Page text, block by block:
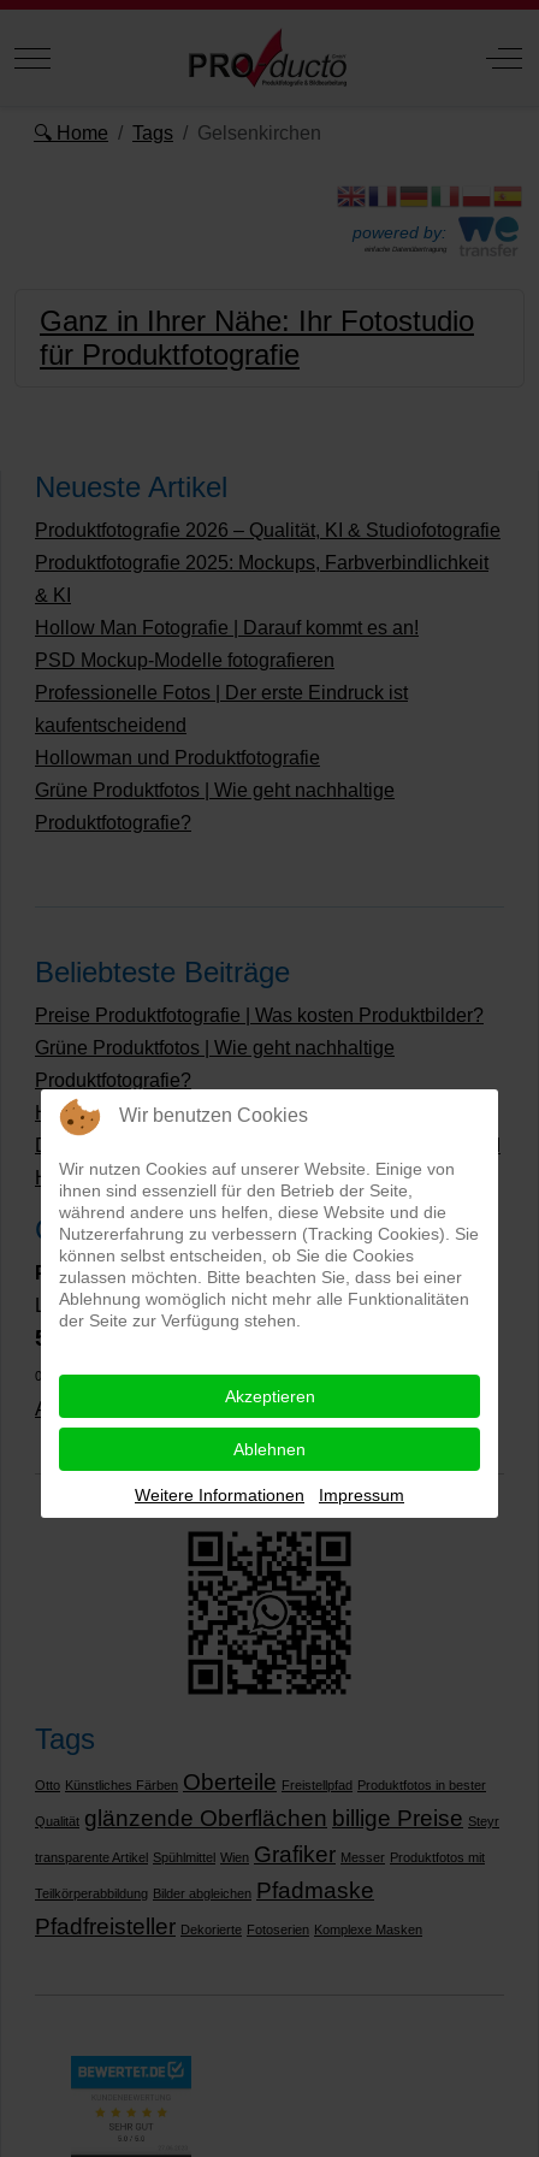
Mobile Menu Toggle Off-
🔍 Home Tags Gelsenkirchen
powered by:
einfache Datenübertragung
Ganz in Ihrer Nähe: Ihr Fotostudio
für Produktfotografie
Neueste Artikel
Produktfotografie 2026 – Qualität, KI & Studiofotografie
Produktfotografie 2025: Mockups, Farbverbindlichkeit
& KI
Hollow Man Fotografie | Darauf kommt es an!
PSD Mockup-Modelle fotografieren
Professionelle Fotos | Der erste Eindruck ist
kaufentscheidend
Hollowman und Produktfotografie
Grüne Produktfotos | Wie geht nachhaltige
Produktfotografie?
Beliebteste Beiträge
Preise Produktfotografie | Was kosten Produktbilder?
Grüne Produktfotos | Wie geht nachhaltige
Produktfotografie?
Hollow Man Fotografie | Darauf kommt es an!
Dateiformate und Bilder mit transparentem Hintergrund
Hollowman und Produktfotografie
Google Rezensionen
PRO-ducto GmbH , Fotografie und Bildbearbeitung in
Lichtenau
5,0
02.01.2026)
Alle Rezensionen ansehen|Bewertung abgeben
Tags
Otto Künstliches Färben Oberteile Freistellpfad Produktfotos in bester
Qualität glänzende Oberflächen billige Preise Steyr
transparente Artikel Spühlmittel Wien Grafiker Messer Produktfotos mit
Teilkörperabbildung Bilder abgleichen Pfadmaske
Pfadfreisteller Dekorierte Fotoserien Komplexe Masken
Wir benutzen Cookies
Wir nutzen Cookies auf unserer Website. Einige von
ihnen sind essenziell für den Betrieb der Seite,
während andere uns helfen, diese Website und die
Nutzererfahrung zu verbessern (Tracking Cookies). Sie
können selbst entscheiden, ob Sie die Cookies
zulassen möchten. Bitte beachten Sie, dass bei einer
Ablehnung womöglich nicht mehr alle Funktionalitäten
der Seite zur Verfügung stehen.
Akzeptieren
Ablehnen
Weitere Informationen Impressum